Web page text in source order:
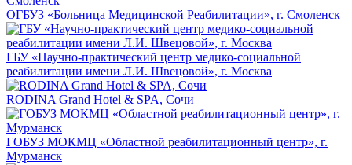
ОГБУЗ «Больница Медицинской Реабилитации», г. Смоленск
ГБУ «Научно-практический центр медико-социальной
реабилитации имени Л.И. Швецовой», г. Москва
RODINA Grand Hotel & SPA, Сочи
ГОБУЗ МОКМЦ «Областной реабилитационный центр», г.
Мурманск